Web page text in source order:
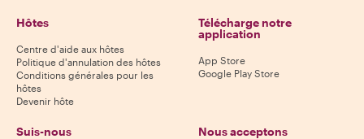
Hôtes
Centre d'aide aux hôtes
Politique d'annulation des hôtes
Conditions générales pour les
hôtes
Devenir hôte
Télécharge notre
application
App Store
Google Play Store
Suis-nous Nous acceptons